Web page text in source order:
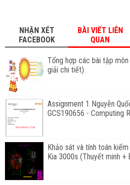
NHẬN XÉT
FACEBOOK
BÀI VIẾT LIÊN
QUAN
Tổng hợp các bài tập
giải chi tiết)
Assignment 1 Nguyễn
GCS190656 - Computing
Khảo sát và tính toán
Kia 3000s (Thuyết minh +